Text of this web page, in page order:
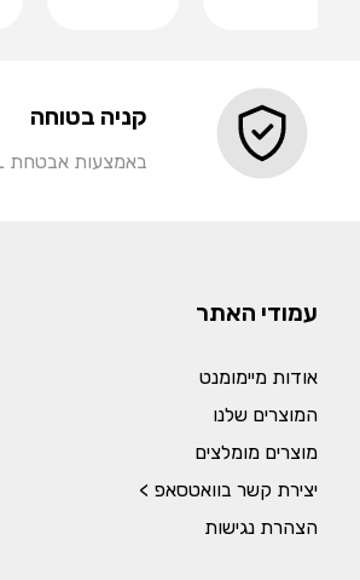
קניה בטוחה
באמצעות אבטחת SSL
עמודי האתר
אודות מיימומנט
המוצרים שלנו
מוצרים מומלצים
יצירת קשר בוואטסאפ >
הצהרת נגישות